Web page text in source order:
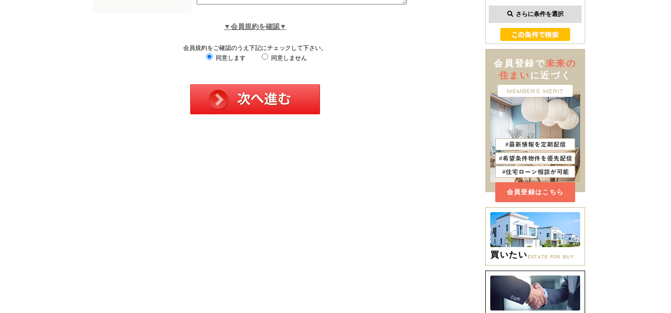
▼会員規約を確認▼
会員規約をご確認のうえ下記にチェックして下さい。
同意します
同意しません
さらに条件を選択
会員登録で未来の
住まい に近づく
会員登録はこちら
買いたい